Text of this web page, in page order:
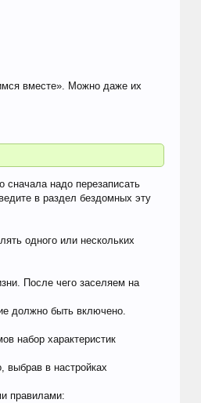
вместе». Можно даже их
сначала надо перезаписать
в раздел бездомных эту
одного или нескольких
После чего заселяем на
должно быть включено.
набор характеристик
выбрав в настройках
правилами: